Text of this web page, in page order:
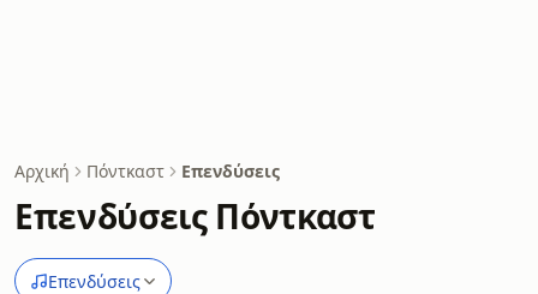
Αρχική Πόντκαστ Επενδύσεις
Επενδύσεις Πόντκαστ
Επενδύσεις